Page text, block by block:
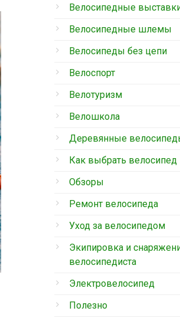
Велосипедные
Велосипедные шлемы
Велосипеды без цепи
Велоспорт
Велотуризм
Велошкола
Деревянные
Как выбрать велосипед
Обзоры
Ремонт велосипеда
Уход за велосипедом
Экипировка и
велосипедиста
Электровелосипед
Полезно